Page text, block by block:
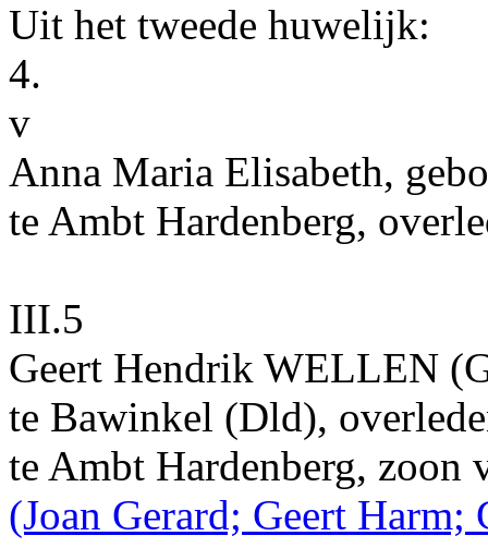
Uit het tweede huwelijk:
4.
v
Anna Maria Elisabeth,
te Ambt Hardenberg,
III.5
Geert Hendrik WELLEN
te Bawinkel (Dld),
te Ambt Hardenberg, zoon
(Joan Gerard; Geert Harm;